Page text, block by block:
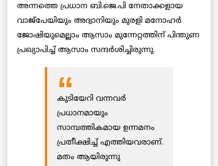
അന്നത്തെ പ്രധാന ബി.ജെ.പി നേതാക്കളായ
വാജ്‌പേയിയും അദ്വാനിയും മുരളി മനോഹര്‍
ജോഷിയുമെല്ലാം ആസാം മുന്നേറ്റത്തിന് പിന്തുണ
പ്രഖ്യാപിച്ച് ആസാം സന്ദര്‍ശിച്ചിരുന്നു.
കുടിയേറി വന്നവര്‍
പ്രധാനമായും
സാമ്പത്തികമായ ഉന്നമനം
പ്രതീക്ഷിച്ച് എത്തിയവരാണ്.
മതം ആയിരുന്നു